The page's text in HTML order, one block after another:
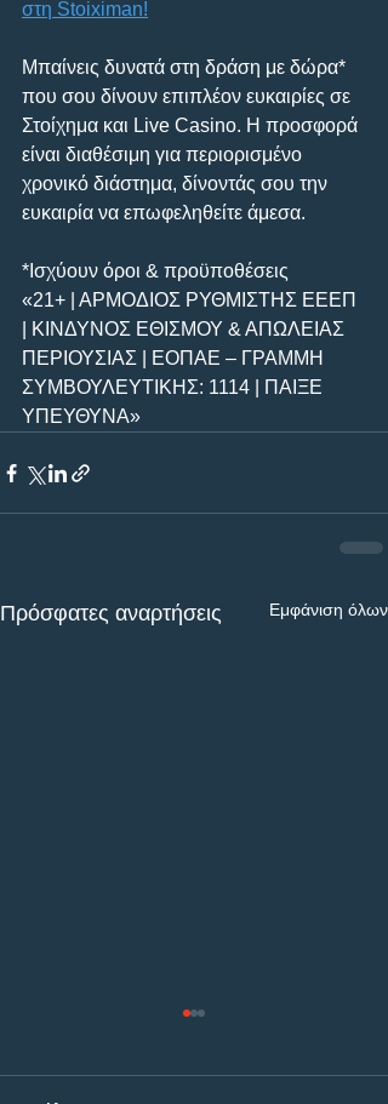
στη Stoiximan!
Μπαίνεις δυνατά στη δράση με δώρα*
που σου δίνουν επιπλέον ευκαιρίες σε
Στοίχημα και Live Casino. Η προσφορά
είναι διαθέσιμη για περιορισμένο
χρονικό διάστημα, δίνοντάς σου την
ευκαιρία να επωφεληθείτε άμεσα.
*Ισχύουν όροι & προϋποθέσεις
«21+ | ΑΡΜΟΔΙΟΣ ΡΥΘΜΙΣΤΗΣ ΕΕΕΠ
| ΚΙΝΔΥΝΟΣ ΕΘΙΣΜΟΥ & ΑΠΩΛΕΙΑΣ
ΠΕΡΙΟΥΣΙΑΣ | ΕΟΠΑΕ – ΓΡΑΜΜΗ
ΣΥΜΒΟΥΛΕΥΤΙΚΗΣ: 1114 | ΠΑΙΞΕ
ΥΠΕΥΘΥΝΑ»
Πρόσφατες αναρτήσεις Εμφάνιση όλων